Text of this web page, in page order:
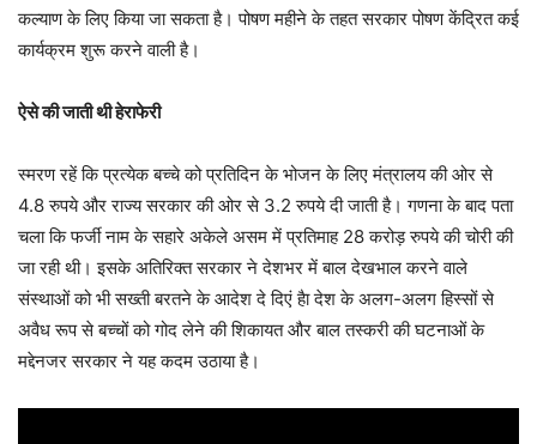
कल्याण के लिए किया जा सकता है। पोषण महीने के तहत सरकार पोषण केंद्रित कई
कार्यक्रम शुरू करने वाली है।
ऐसे की जाती थी हेराफेरी
स्मरण रहें कि प्रत्येक बच्चे को प्रतिदिन के भोजन के लिए मंत्रालय की ओर से
4.8 रुपये और राज्य सरकार की ओर से 3.2 रुपये दी जाती है। गणना के बाद पता
चला कि फर्जी नाम के सहारे अकेले असम में प्रतिमाह 28 करोड़ रुपये की चोरी की
जा रही थी। इसके अतिरिक्त सरकार ने देशभर में बाल देखभाल करने वाले
संस्थाओं को भी सख्ती बरतने के आदेश दे दिएं हैा देश के अलग-अलग हिस्सों से
अवैध रूप से बच्चों को गोद लेने की शिकायत और बाल तस्करी की घटनाओं के
मद्देनजर सरकार ने यह कदम उठाया है।